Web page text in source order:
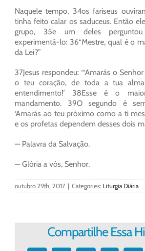
Naquele tempo, 34os fariseus
tinha feito calar os saduceus. Então
grupo, 35e um deles
experimentá-lo: 36“Mestre, qual é o
da Lei?”
37Jesus respondeu: “‘Amarás o
o teu coração, de toda a tua
entendimento!’ 38Esse é o
mandamento. 39O segundo é
‘Amarás ao teu próximo como a ti
e os profetas dependem desses dois
— Palavra da Salvação.
— Glória a vós, Senhor.
outubro 29th, 2017 | Categories: Liturgia Diária
Compartilhe Essa